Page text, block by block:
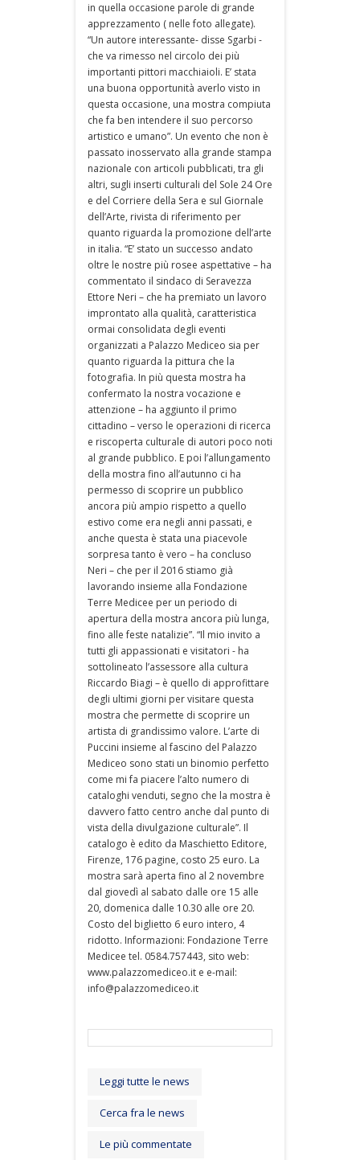
in quella occasione parole di grande
apprezzamento ( nelle foto allegate).
“Un autore interessante- disse Sgarbi -
che va rimesso nel circolo dei più
importanti pittori macchiaioli. E’ stata
una buona opportunità averlo visto in
questa occasione, una mostra compiuta
che fa ben intendere il suo percorso
artistico e umano”. Un evento che non è
passato inosservato alla grande stampa
nazionale con articoli pubblicati, tra gli
altri, sugli inserti culturali del Sole 24 Ore
e del Corriere della Sera e sul Giornale
dell’Arte, rivista di riferimento per
quanto riguarda la promozione dell’arte
in italia. “E’ stato un successo andato
oltre le nostre più rosee aspettative – ha
commentato il sindaco di Seravezza
Ettore Neri – che ha premiato un lavoro
improntato alla qualità, caratteristica
ormai consolidata degli eventi
organizzati a Palazzo Mediceo sia per
quanto riguarda la pittura che la
fotografia. In più questa mostra ha
confermato la nostra vocazione e
attenzione – ha aggiunto il primo
cittadino – verso le operazioni di ricerca
e riscoperta culturale di autori poco noti
al grande pubblico. E poi l’allungamento
della mostra fino all’autunno ci ha
permesso di scoprire un pubblico
ancora più ampio rispetto a quello
estivo come era negli anni passati, e
anche questa è stata una piacevole
sorpresa tanto è vero – ha concluso
Neri – che per il 2016 stiamo già
lavorando insieme alla Fondazione
Terre Medicee per un periodo di
apertura della mostra ancora più lunga,
fino alle feste natalizie”. “Il mio invito a
tutti gli appassionati e visitatori - ha
sottolineato l’assessore alla cultura
Riccardo Biagi – è quello di approfittare
degli ultimi giorni per visitare questa
mostra che permette di scoprire un
artista di grandissimo valore. L’arte di
Puccini insieme al fascino del Palazzo
Mediceo sono stati un binomio perfetto
come mi fa piacere l’alto numero di
cataloghi venduti, segno che la mostra è
davvero fatto centro anche dal punto di
vista della divulgazione culturale”. Il
catalogo è edito da Maschietto Editore,
Firenze, 176 pagine, costo 25 euro. La
mostra sarà aperta fino al 2 novembre
dal giovedì al sabato dalle ore 15 alle
20, domenica dalle 10.30 alle ore 20.
Costo del biglietto 6 euro intero, 4
ridotto. Informazioni: Fondazione Terre
Medicee tel. 0584.757443, sito web:
www.palazzomediceo.it e e-mail:
info@palazzomediceo.it
Leggi tutte le news
Cerca fra le news
Le più commentate